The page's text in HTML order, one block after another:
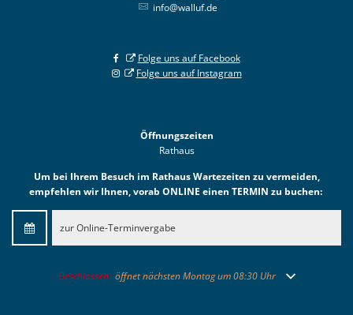
info@walluf.de
Folge uns auf Facebook
Folge uns auf Instagram
Öffnungszeiten
Rathaus
Um bei Ihrem Besuch im Rathaus Wartezeiten zu vermeiden,
empfehlen wir Ihnen, vorab ONLINE einen TERMIN zu buchen:
zur Online-Terminvergabe
Klicken, um weitere Öffnungs- oder Schließzeiten auszublenden
Geschlossen: öffnet nächsten Montag um 08:30 Uhr